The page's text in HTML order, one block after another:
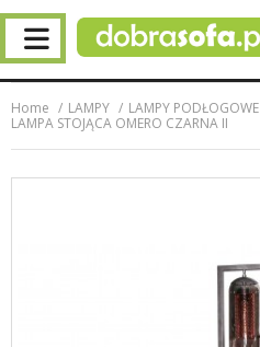
Home LAMPY
LAMPY PODŁOGOWE
LAMPA STOJĄCA OMERO CZARNA II